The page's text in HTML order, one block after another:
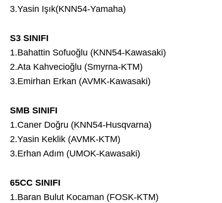
3.Yasin Işık(KNN54-Yamaha)
S3 SINIFI
1.Bahattin Sofuoğlu (KNN54-Kawasaki)
2.Ata Kahvecioğlu (Smyrna-KTM)
3.Emirhan Erkan (AVMK-Kawasaki)
SMB SINIFI
1.Caner Doğru (KNN54-Husqvarna)
2.Yasin Keklik (AVMK-KTM)
3.Erhan Adım (UMOK-Kawasaki)
65CC SINIFI
1.Baran Bulut Kocaman (FOSK-KTM)